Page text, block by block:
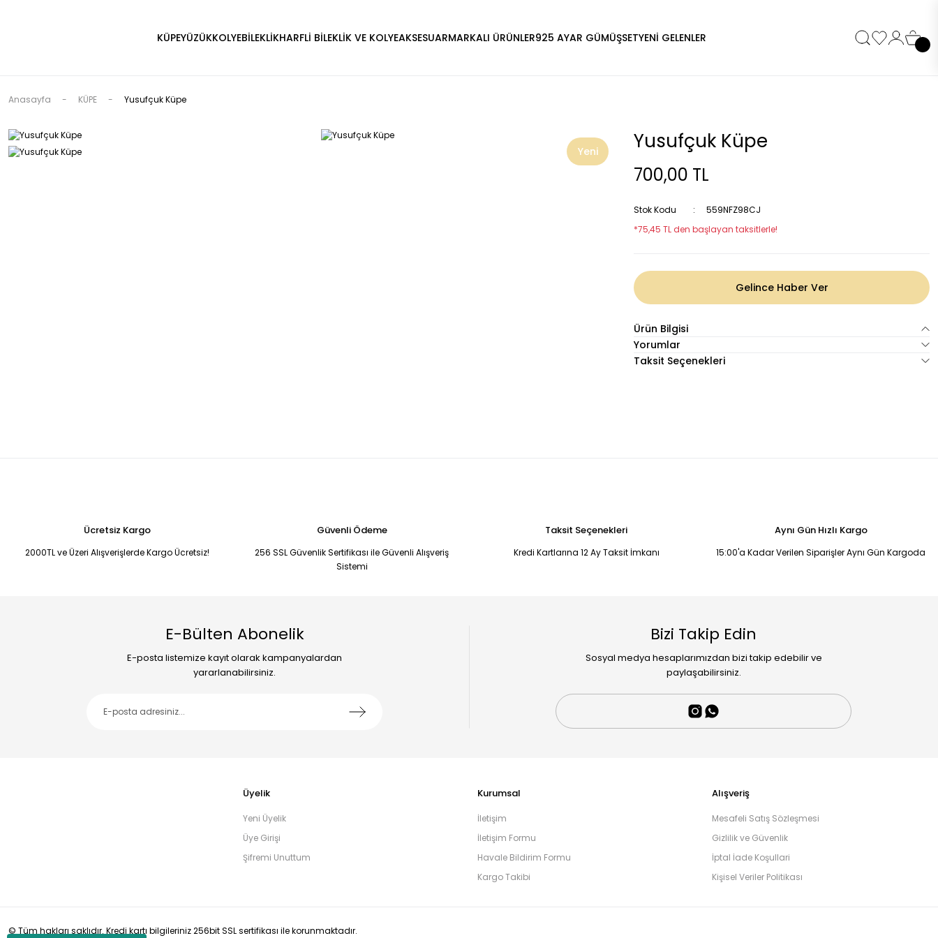
KÜPEYÜZÜKKOLYEBİLEKLİKHARFLİ BİLEKLİK VE KOLYEAKSESUARMARKALI ÜRÜNLER925 AYAR GÜMÜŞSETYENİ GELENLER
Anasayfa KÜPE Yusufçuk Küpe
Yeni Yusufçuk Küpe
700,00 TL
Stok Kodu
559NFZ98CJ
*75,45 TL den başlayan taksitlerle!
Gelince Haber Ver
Ürün Bilgisi
Yorumlar
Taksit Seçenekleri
Ücretsiz Kargo
2000TL ve Üzeri Alışverişlerde Kargo Ücretsiz!
Güvenli Ödeme
256 SSL Güvenlik Sertifikası ile Güvenli Alışveriş
Sistemi
Taksit Seçenekleri
Kredi Kartlarına 12 Ay Taksit İmkanı
Aynı Gün Hızlı Kargo
15:00'a Kadar Verilen Siparişler Aynı Gün Kargoda
E-Bülten Abonelik
E-posta listemize kayıt olarak kampanyalardan
yararlanabilirsiniz.
Bizi Takip Edin
Sosyal medya hesaplarımızdan bizi takip edebilir ve
paylaşabilirsiniz.
Üyelik
Yeni Üyelik
Üye Girişi
Şifremi Unuttum
Kurumsal
İletişim
İletişim Formu
Havale Bildirim Formu
Kargo Takibi
Alışveriş
Mesafeli Satış Sözleşmesi
Gizlilik ve Güvenlik
İptal İade Koşullari
Kişisel Veriler Politikası
© Tüm hakları saklıdır. Kredi kartı bilgileriniz 256bit SSL sertifikası ile korunmaktadır.